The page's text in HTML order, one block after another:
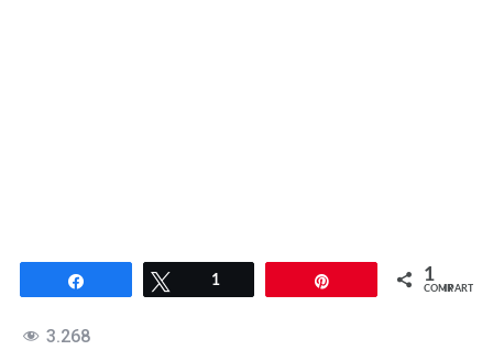
Compartir Twittear
1 1
COMPARTIR
3.268